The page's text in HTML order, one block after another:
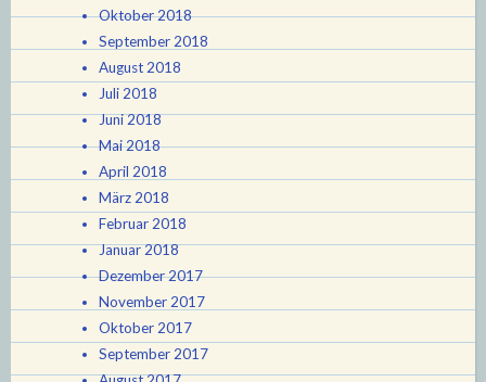
Oktober 2018
September 2018
August 2018
Juli 2018
Juni 2018
Mai 2018
April 2018
März 2018
Februar 2018
Januar 2018
Dezember 2017
November 2017
Oktober 2017
September 2017